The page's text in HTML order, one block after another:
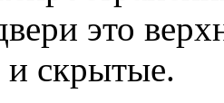
это
и скрытые.